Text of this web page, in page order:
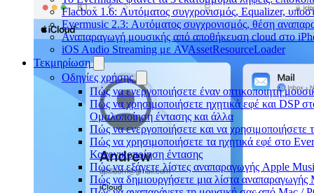
Flacbox 1.6: Αυτόματος συγχρονισμός, Equalizer,
Evermusic 2.3: Αυτόματος συγχρονισμός, θέση
Αναπαραγωγή μουσικής από αποθήκευση cloud στο
iOS Audio Streaming με AVAssetResourceLoader
Τεκμηρίωση
Οδηγίες χρήσης
Πώς να ενεργοποιήσετε έναν οπτικοποιητή
Πώς να χρησιμοποιήσετε ηχητικά εφέ και DSP
Ομαλοποίηση έντασης και άλλα
Πώς να ενεργοποιήσετε και να
Πώς να χρησιμοποιήσετε τα ηχητικά εφέ στο
Κανονικοποίηση έντασης
Πώς να εξάγετε λίστες αναπαραγωγής Apple
Πώς να δημιουργήσετε μια λίστα